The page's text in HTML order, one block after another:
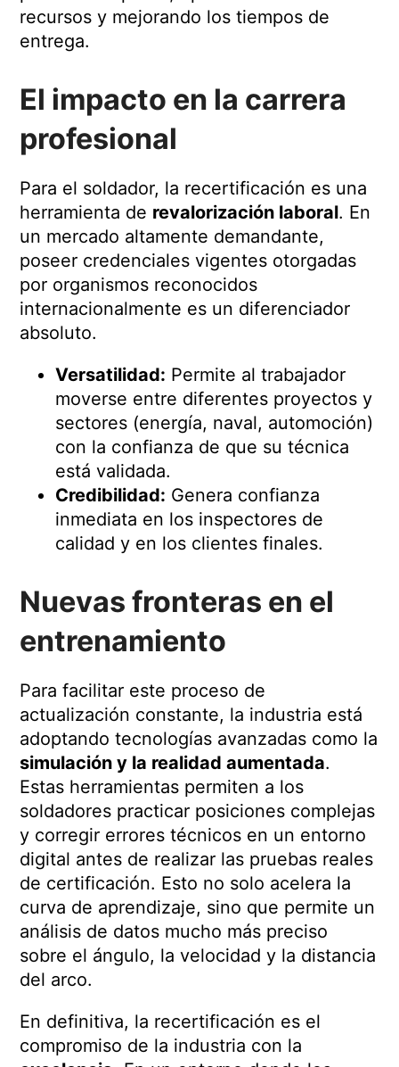
recursos y mejorando los tiempos de
entrega.
El impacto en la carrera
profesional
Para el soldador, la recertificación es una
herramienta de revalorización laboral. En
un mercado altamente demandante,
poseer credenciales vigentes otorgadas
por organismos reconocidos
internacionalmente es un diferenciador
absoluto.
Versatilidad: Permite al trabajador
moverse entre diferentes proyectos y
sectores (energía, naval, automoción)
con la confianza de que su técnica
está validada.
Credibilidad: Genera confianza
inmediata en los inspectores de
calidad y en los clientes finales.
Nuevas fronteras en el
entrenamiento
Para facilitar este proceso de
actualización constante, la industria está
adoptando tecnologías avanzadas como la
simulación y la realidad aumentada.
Estas herramientas permiten a los
soldadores practicar posiciones complejas
y corregir errores técnicos en un entorno
digital antes de realizar las pruebas reales
de certificación. Esto no solo acelera la
curva de aprendizaje, sino que permite un
análisis de datos mucho más preciso
sobre el ángulo, la velocidad y la distancia
del arco.
En definitiva, la recertificación es el
compromiso de la industria con la